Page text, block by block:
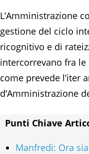
L’Amministrazione
gestione del ciclo
ricognitivo e di
intercorrevano fra le
come prevede l’iter
d’Amministrazione
Punti Chiave
Manfredi: Ora